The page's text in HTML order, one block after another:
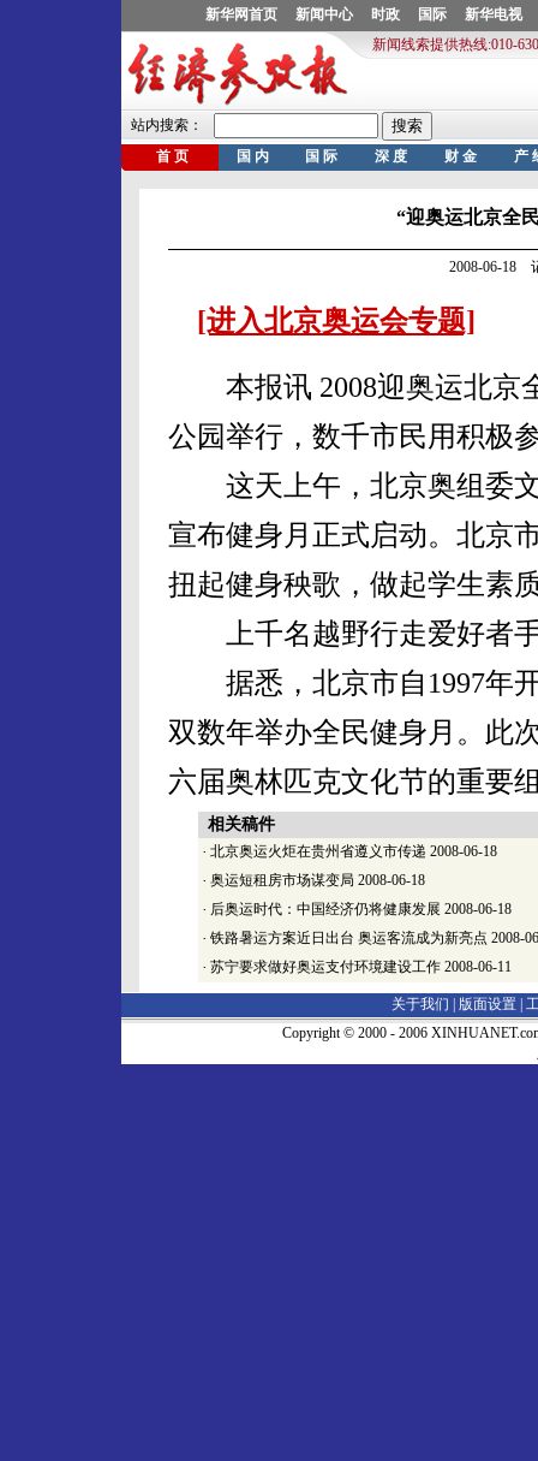
“迎奥运北京全
2008-06-18
[进入北京奥运会专题]
本报讯 2008迎奥运北京
公园举行，数千市民用积极
这天上午，北京奥组委文
宣布健身月正式启动。北京
扭起健身秧歌，做起学生素
上千名越野行走爱好者手
据悉，北京市自1997年开
双数年举办全民健身月。此
六届奥林匹克文化节的重要
相关稿件
· 北京奥运火炬在贵州省遵义市传递 2008-06-18
· 奥运短租房市场谋变局 2008-06-18
· 后奥运时代：中国经济仍将健康发展 2008-06-18
· 铁路暑运方案近日出台 奥运客流成为新亮点 2008-
· 苏宁要求做好奥运支付环境建设工作 2008-06-11
关于我们 | 版面设置
Copyright © 2000 - 2006